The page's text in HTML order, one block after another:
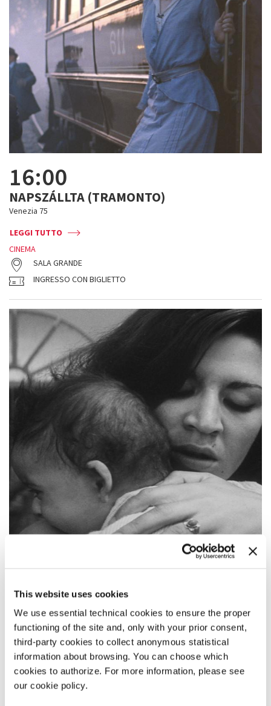
This website uses cookies
We use essential technical cookies to ensure the proper
functioning of the site and, only with your prior consent,
third-party cookies to collect anonymous statistical
information about browsing. You can choose which
cookies to authorize. For more information, please see
our cookie policy.
16:00
NAPSZÁLLTA (TRAMONTO)
Venezia 75
LEGGI TUTTO
CINEMA
SALA GRANDE
INGRESSO CON BIGLIETTO
16:45
KHESHT O AYENEH (MATTONE E SPECCHIO)
Venezia Classici
LEGGI TUTTO
CINEMA
SALA CASINÒ
INGRESSO CON COUPON DA PRENOTARE ONLINE